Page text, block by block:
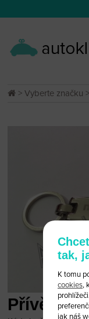
>Vyberte značku >
Přívěsek
tak,
K tomu
cookies,
jak náš